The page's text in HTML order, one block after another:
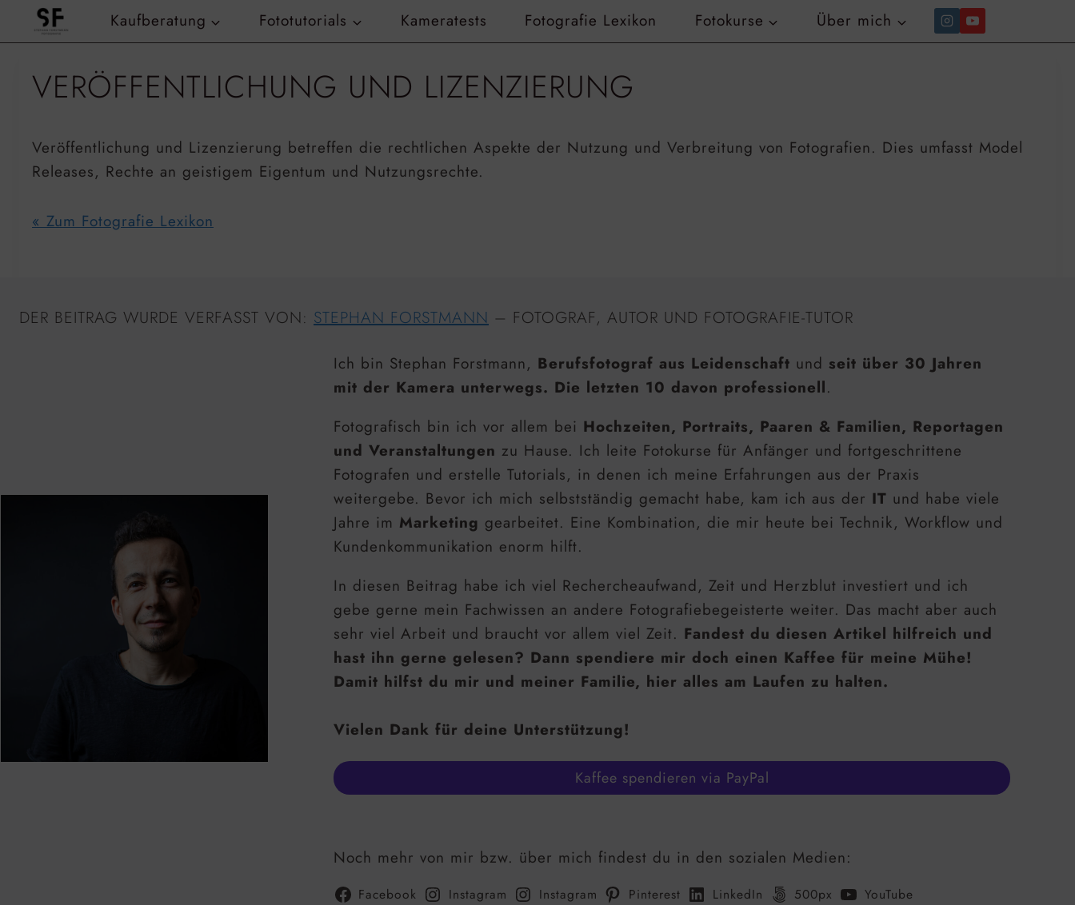
Kaufberatung Fototutorials Kameratests Fotografie Lexikon Fotokurse Über mich
VERÖFFENTLICHUNG UND LIZENZIERUNG
Veröffentlichung und Lizenzierung betreffen die rechtlichen Aspekte der Nutzung und Verbreitung von Fotografien. Dies umfasst Model
Releases, Rechte an geistigem Eigentum und Nutzungsrechte.
« Zum Fotografie Lexikon
DER BEITRAG WURDE VERFASST VON: STEPHAN FORSTMANN – FOTOGRAF, AUTOR UND FOTOGRAFIE-TUTOR
Ich bin Stephan Forstmann, Berufsfotograf aus Leidenschaft und seit über 30 Jahren
mit der Kamera unterwegs. Die letzten 10 davon professionell.
Fotografisch bin ich vor allem bei Hochzeiten, Portraits, Paaren & Familien, Reportagen
und Veranstaltungen zu Hause. Ich leite Fotokurse für Anfänger und fortgeschrittene
Fotografen und erstelle Tutorials, in denen ich meine Erfahrungen aus der Praxis
weitergebe. Bevor ich mich selbstständig gemacht habe, kam ich aus der IT und habe viele
Jahre im Marketing gearbeitet. Eine Kombination, die mir heute bei Technik, Workflow und
Kundenkommunikation enorm hilft.
In diesen Beitrag habe ich viel Rechercheaufwand, Zeit und Herzblut investiert und ich
gebe gerne mein Fachwissen an andere Fotografiebegeisterte weiter. Das macht aber auch
sehr viel Arbeit und braucht vor allem viel Zeit. Fandest du diesen Artikel hilfreich und
hast ihn gerne gelesen? Dann spendiere mir doch einen Kaffee für meine Mühe!
Damit hilfst du mir und meiner Familie, hier alles am Laufen zu halten.
Vielen Dank für deine Unterstützung!
Kaffee spendieren via PayPal
Noch mehr von mir bzw. über mich findest du in den sozialen Medien:
Facebook Instagram Instagram Pinterest LinkedIn 500px YouTube